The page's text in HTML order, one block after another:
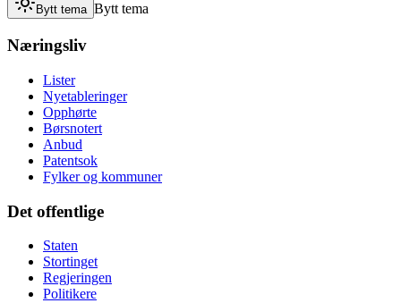
Bytt tema Bytt tema
Næringsliv
Lister
Nyetableringer
Opphørte
Børsnotert
Anbud
Patentsok
Fylker og kommuner
Det offentlige
Staten
Stortinget
Regjeringen
Politikere